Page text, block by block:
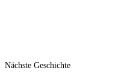
Nächste Geschichte